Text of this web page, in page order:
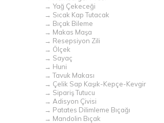
→ Yağ Çekeceği
→ Sıcak Kap Tutacak
→ Bıçak Bileme
→ Makas Maşa
→ Resepsiyon Zili
→ Ölçek
→ Sayaç
→ Huni
→ Tavuk Makası
→ Çelik Sap Kaşık-Kepçe-Kevgir
→ Sipariş Tutucu
→ Adisyon Çivisi
→ Patates Dilimleme Bıçağı
→ Mandolin Bıçak